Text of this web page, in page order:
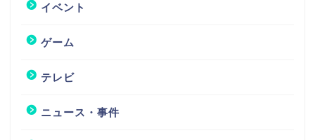
イベント
ゲーム
テレビ
ニュース・事件